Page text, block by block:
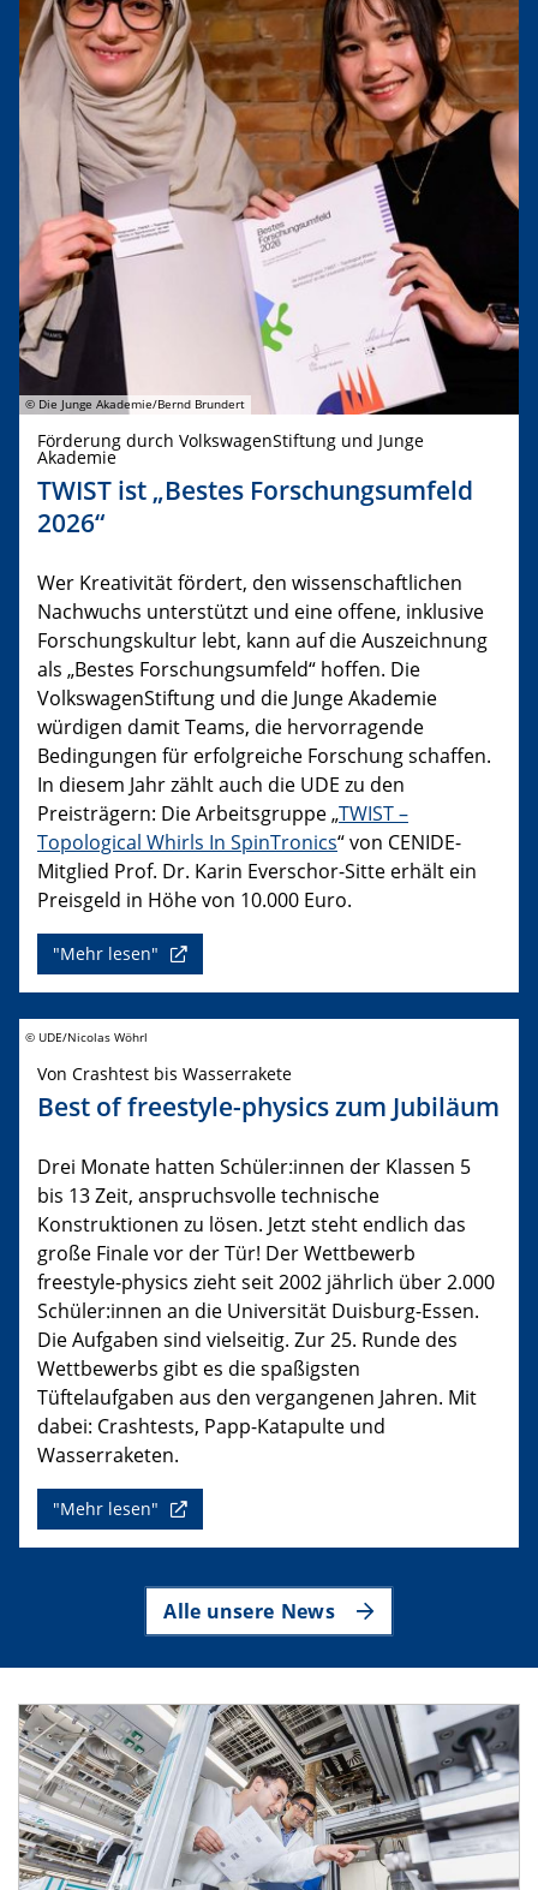
© Die Junge Akademie/Bernd Brundert
Förderung durch VolkswagenStiftung und Junge
Akademie
TWIST ist „Bestes Forschungsumfeld
2026“
Wer Kreativität fördert, den wissenschaftlichen
Nachwuchs unterstützt und eine offene, inklusive
Forschungskultur lebt, kann auf die Auszeichnung
als „Bestes Forschungsumfeld“ hoffen. Die
VolkswagenStiftung und die Junge Akademie
würdigen damit Teams, die hervorragende
Bedingungen für erfolgreiche Forschung schaffen.
In diesem Jahr zählt auch die UDE zu den
Preisträgern: Die Arbeitsgruppe „TWIST –
Topological Whirls In SpinTronics“ von CENIDE-
Mitglied Prof. Dr. Karin Everschor-Sitte erhält ein
Preisgeld in Höhe von 10.000 Euro.
"Mehr lesen"
© UDE/Nicolas Wöhrl
Von Crashtest bis Wasserrakete
Best of freestyle-physics zum Jubiläum
Drei Monate hatten Schüler:innen der Klassen 5
bis 13 Zeit, anspruchsvolle technische
Konstruktionen zu lösen. Jetzt steht endlich das
große Finale vor der Tür! Der Wettbewerb
freestyle-physics zieht seit 2002 jährlich über 2.000
Schüler:innen an die Universität Duisburg-Essen.
Die Aufgaben sind vielseitig. Zur 25. Runde des
Wettbewerbs gibt es die spaßigsten
Tüftelaufgaben aus den vergangenen Jahren. Mit
dabei: Crashtests, Papp-Katapulte und
Wasserraketen.
"Mehr lesen"
Alle unsere News